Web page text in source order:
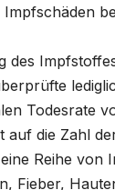
des
Todesrate
auf die Zahl
Reihe von
Fieber,